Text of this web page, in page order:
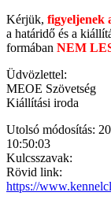
Kérjük, figyeljenek
a határidő és a
formában NEM
Üdvözlettel:
MEOE Szövetség
Kiállítási iroda
Utolsó módosítás:
10:50:03
Kulcsszavak:
Rövid link:
https://